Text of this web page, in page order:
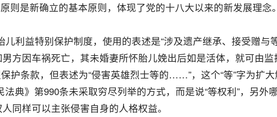
则是新确立的基本原则，体现了党的十八大以来的新发展理
利益特别保护制度，使用的表述是“涉及遗产继承、接受赠与
方因车祸死亡，其未婚妻所怀胎儿娩出后如是活体，就可由监
护条款，但表述为“侵害英雄烈士等的……”，这个“等”字为扩大
典》第990条未采取穷尽列举的方式，而是说“等权利”，另外
同样可以主张侵害自身的人格权益。